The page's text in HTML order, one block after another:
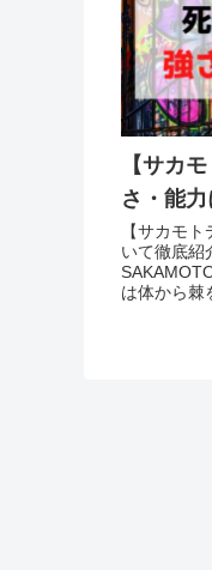
【サカ
さ・能力
【サカモ
いて徹底紹
は体から棘